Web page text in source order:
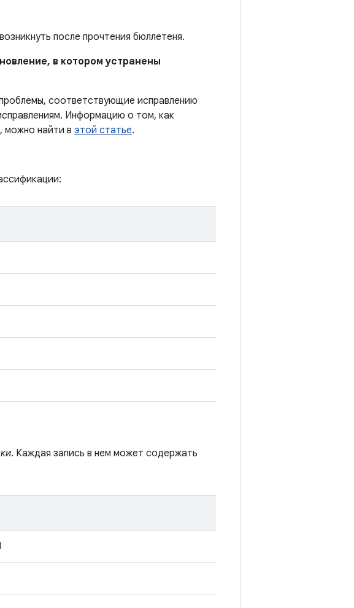
после прочтения бюллетеня.
в котором устранены
соответствующие исправлению
Информацию о том, как
можно найти в этой статье.
. Каждая запись в нем может содержать